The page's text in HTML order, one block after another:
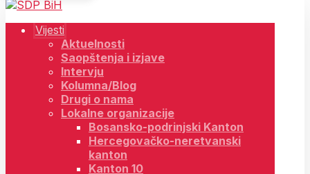
Vijesti
Aktuelnosti
Saopštenja i izjave
Intervju
Kolumna/Blog
Drugi o nama
Lokalne organizacije
Bosansko-podrinjski Kanton
Hercegovačko-neretvanski
kanton
Kanton 10